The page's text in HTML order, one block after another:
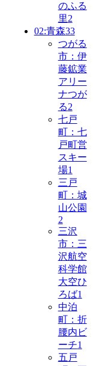
のふる
里2
02:青森33
つがる
市：伊
藤鉱業
アリー
ナつが
る2
七戸
町：七
戸町営
スキー
場1
三戸
町：城
山公園
2
三沢
市：三
沢航空
科学館
大空ひ
ろば1
中泊
町：折
腰内ビ
ーチ1
五戸